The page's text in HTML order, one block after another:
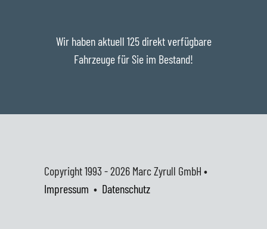
Wir haben aktuell 125 direkt verfügbare
Fahrzeuge für Sie im Bestand!
Copyright 1993 - 2026 Marc Zyrull GmbH •
Impressum • Datenschutz